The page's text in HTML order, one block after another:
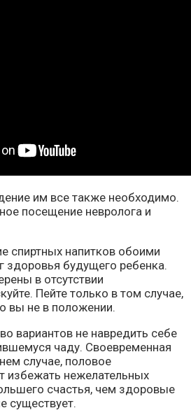
им все также необходимо.
посещение невролога и
спиртных напитков обоими
здоровья будущего ребенка.
в отсутствии
Пейте только в том случае,
вы не в положении.
вариантов не навредить себе
чаду. Своевременная
случае, половое
избежать нежелательных
счастья, чем здоровые
существует.